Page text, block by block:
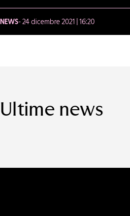
NEWS- 24 dicembre 2021 | 16:20
Ultime news